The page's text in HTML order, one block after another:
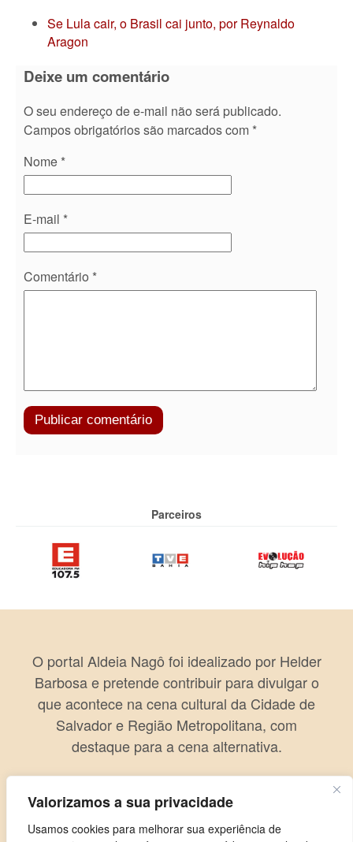
Valorizamos a sua privacidade
Usamos cookies para melhorar sua experiência de
Se Lula cair, o Brasil cai junto, por Reynaldo
Aragon
Deixe um comentário
O seu endereço de e-mail não será publicado.
Campos obrigatórios são marcados com *
Nome *
E-mail *
Comentário *
Parceiros
O portal Aldeia Nagô foi idealizado por Helder
Barbosa e pretende contribuir para divulgar o
que acontece na cena cultural da Cidade de
Salvador e Região Metropolitana, com
destaque para a cena alternativa.